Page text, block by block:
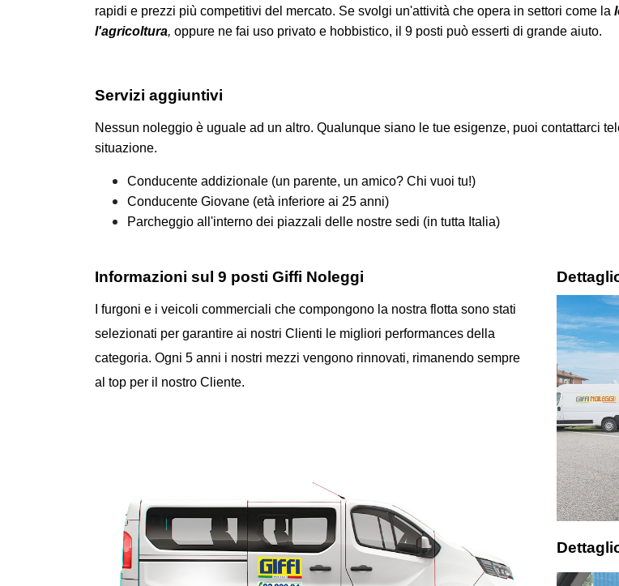
rapidi e prezzi più competitivi del mercato. Se svolgi un'attività che opera in settori come la
l'agricoltura, oppure ne fai uso privato e hobbistico, il 9 posti può esserti di grande aiuto.
Servizi aggiuntivi
Nessun noleggio è uguale ad un altro. Qualunque siano le tue esigenze, puoi contattarci
situazione.
Conducente addizionale (un parente, un amico? Chi vuoi tu!)
Conducente Giovane (età inferiore ai 25 anni)
Parcheggio all'interno dei piazzali delle nostre sedi (in tutta Italia)
Informazioni sul 9 posti Giffi Noleggi
I furgoni e i veicoli commerciali che compongono la nostra flotta sono stati
selezionati per garantire ai nostri Clienti le migliori performances della
categoria. Ogni 5 anni i nostri mezzi vengono rinnovati, rimanendo sempre
al top per il nostro Cliente.